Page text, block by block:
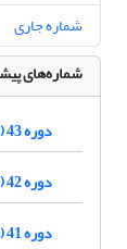
شماره جاری
شماره‌های
دوره 43 (1388)
دوره 42 (1387)
دوره 41 (1386)